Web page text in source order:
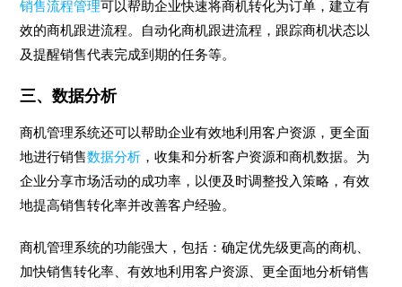
销售流程管理可以帮助企业快速将商机转化为订单，建立有
效的商机跟进流程。自动化商机跟进流程，跟踪商机状态以
及提醒销售代表完成到期的任务等。
三、数据分析
商机管理系统还可以帮助企业有效地利用客户资源，更全面
地进行销售数据分析 ，收集和分析客户资源和商机数据。为
企业分享市场活动的成功率，以便及时调整投入策略，有效
地提高销售转化率并改善客户经验。
商机管理系统的功能强大，包括：确定优先级更高的商机、
加快销售转化率、有效地利用客户资源、更全面地分析销售